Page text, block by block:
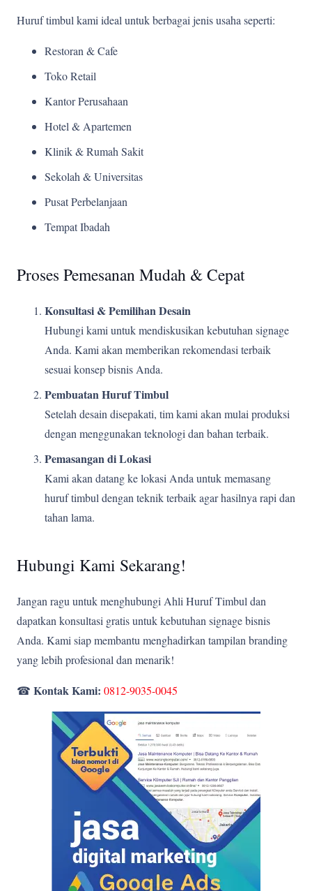
Huruf timbul kami ideal untuk berbagai jenis usaha seperti:
Restoran & Cafe
Toko Retail
Kantor Perusahaan
Hotel & Apartemen
Klinik & Rumah Sakit
Sekolah & Universitas
Pusat Perbelanjaan
Tempat Ibadah
Proses Pemesanan Mudah & Cepat
Konsultasi & Pemilihan Desain
Hubungi kami untuk mendiskusikan kebutuhan signage
Anda. Kami akan memberikan rekomendasi terbaik
sesuai konsep bisnis Anda.
Pembuatan Huruf Timbul
Setelah desain disepakati, tim kami akan mulai produksi
dengan menggunakan teknologi dan bahan terbaik.
Pemasangan di Lokasi
Kami akan datang ke lokasi Anda untuk memasang
huruf timbul dengan teknik terbaik agar hasilnya rapi dan
tahan lama.
Hubungi Kami Sekarang!
Jangan ragu untuk menghubungi Ahli Huruf Timbul dan
dapatkan konsultasi gratis untuk kebutuhan signage bisnis
Anda. Kami siap membantu menghadirkan tampilan branding
yang lebih profesional dan menarik!
☎ Kontak Kami: 0812-9035-0045